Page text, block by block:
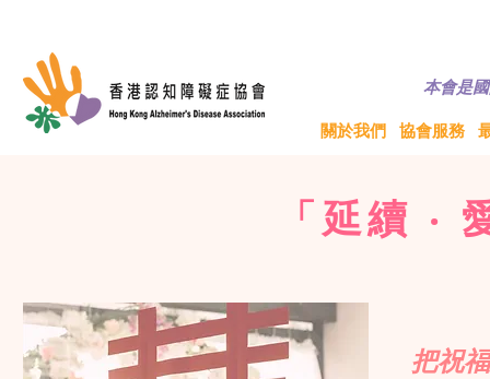
本會是
關於我們 協會服務
「延續 ‧
把祝